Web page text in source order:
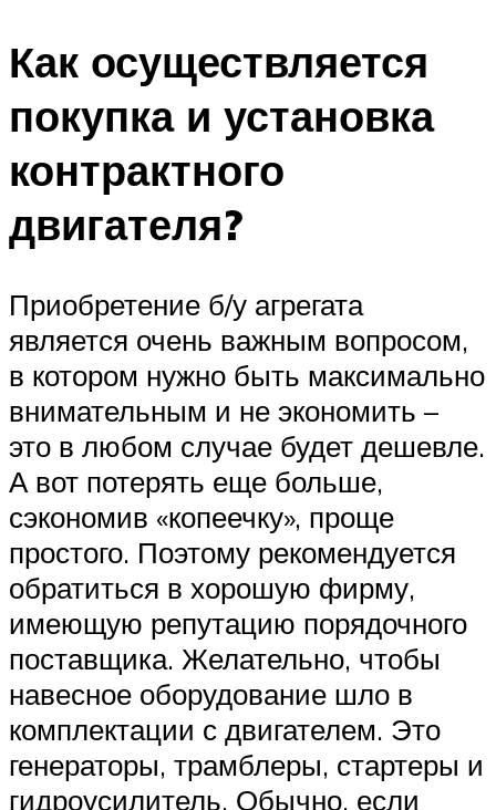
Как осуществляется
покупка и установка
контрактного
двигателя?
Приобретение б/у агрегата
является очень важным вопросом,
в котором нужно быть максимально
внимательным и не экономить –
это в любом случае будет дешевле.
А вот потерять еще больше,
сэкономив «копеечку», проще
простого. Поэтому рекомендуется
обратиться в хорошую фирму,
имеющую репутацию порядочного
поставщика. Желательно, чтобы
навесное оборудование шло в
комплектации с двигателем. Это
генераторы, трамблеры, стартеры и
гидроусилитель. Обычно, если